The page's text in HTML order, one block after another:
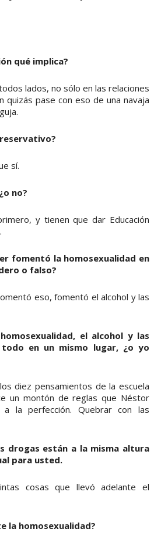
qué implica?
lados, no sólo en las relaciones
quizás pase con eso de una navaja
sí.
no?
y tienen que dar Educación
fomentó la homosexualidad en
o falso?
eso, fomentó el alcohol y las
el alcohol y las
en un mismo lugar, ¿o yo
diez pensamientos de la escuela
un montón de reglas que Néstor
a la perfección. Quebrar con las
drogas están a la misma altura
para usted.
cosas que llevó adelante el
la homosexualidad?